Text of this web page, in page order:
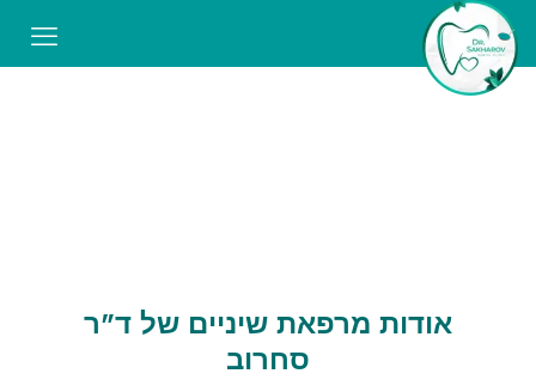
אודות מרפאת שיניים של ד"ר
סחרוב